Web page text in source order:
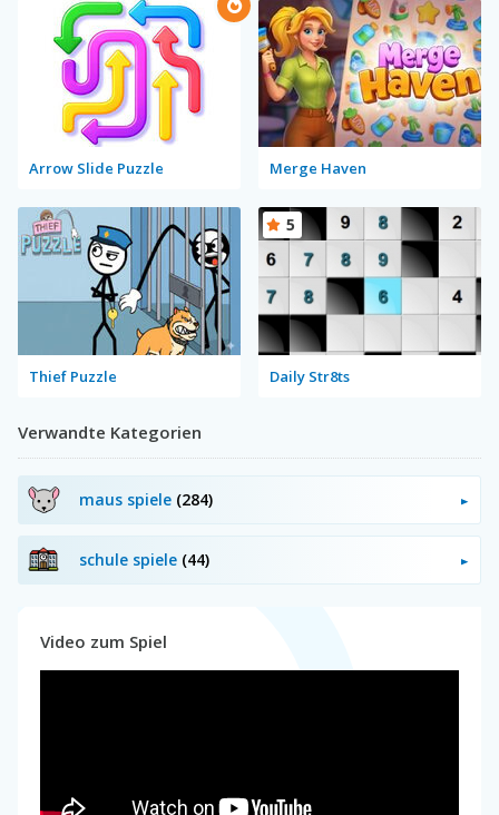
Arrow Slide Puzzle Merge Haven
Thief Puzzle Daily Str8ts
5
Verwandte Kategorien
maus spiele (284)
schule spiele (44)
Video zum Spiel